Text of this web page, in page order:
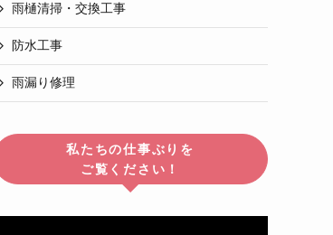
雨樋清掃・交換工事
防水工事
雨漏り修理
私たちの仕事ぶりを
ご覧ください！